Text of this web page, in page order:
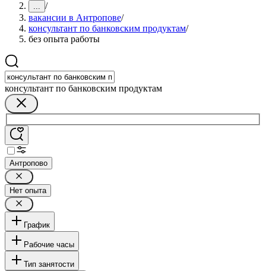
... /
вакансии в Антропове/
консультант по банковским продуктам/
без опыта работы
консультант по банковским продуктам
Антропово
Нет опыта
График
Рабочие часы
Тип занятости